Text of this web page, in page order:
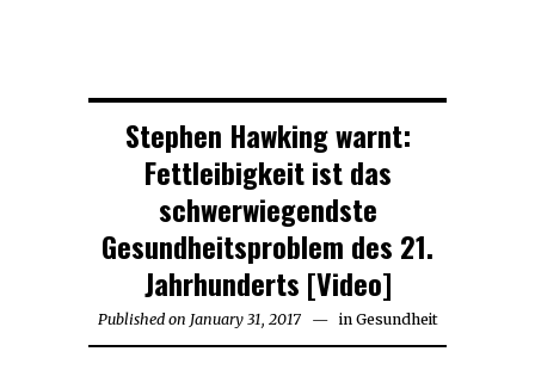
Stephen Hawking warnt:
Fettleibigkeit ist das
schwerwiegendste
Gesundheitsproblem des 21.
Jahrhunderts [Video]
Published on January 31, 2017 in Gesundheit